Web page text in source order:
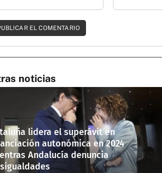
noticias
lidera el superávit en
autonómica en 2024
Andalucía denuncia